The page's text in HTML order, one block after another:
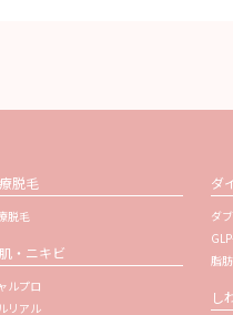
脱毛
脱毛
・ニキビ
ルプロ
リアル
ダ
ダ
脂
し